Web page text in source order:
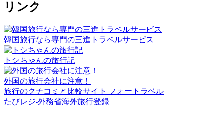
リンク
韓国旅行なら専門の三進トラベルサービス
トシちゃんの旅行記
外国の旅行会社に注意！
旅行のクチコミと比較サイト フォートラベル
たびレジ-外務省海外旅行登録